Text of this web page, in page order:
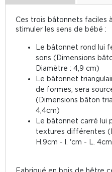
Ces trois bâtonnets faciles
stimuler les sens de bébé :
Le bâtonnet rond lui
sons (Dimensions
Diamètre : 4,9 cm)
Le bâtonnet
de formes, sera
(Dimensions bâton
4,4cm)
Le bâtonnet carré lui
textures différentes
H.9cm - l. 'cm - L.
Fabriqué en bois de hêtre